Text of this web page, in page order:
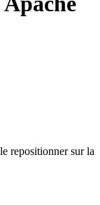
repositionner sur la